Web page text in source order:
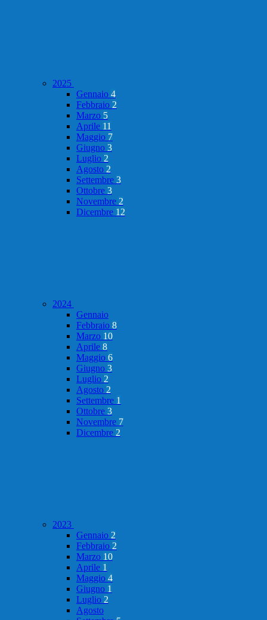
2025
Gennaio 4
Febbraio 2
Marzo 5
Aprile 11
Maggio 7
Giugno 3
Luglio 2
Agosto 2
Settembre 3
Ottobre 3
Novembre 2
Dicembre 12
2024
Gennaio
Febbraio 8
Marzo 10
Aprile 8
Maggio 6
Giugno 3
Luglio 2
Agosto 2
Settembre 1
Ottobre 3
Novembre 7
Dicembre 2
2023
Gennaio 2
Febbraio 2
Marzo 10
Aprile 1
Maggio 4
Giugno 1
Luglio 2
Agosto